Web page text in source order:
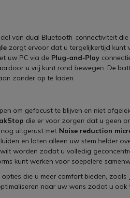
van dual Bluetooth-connectiviteit
zorgt ervoor dat u tergelijkertijd kunt
uw PC via de Plug-and-Play
u vrij kunt rond bewegen. De
zonder op te laden.
om gefocust te blijven en niet
die er voor zorgen dat u geen
uitgerust met Noise reduction
en laten alleen uw stem helder
worden zodat u volledig
kunt werken voor soepelere
die u meer comfort bieden, zoals
naar uw wens zodat u